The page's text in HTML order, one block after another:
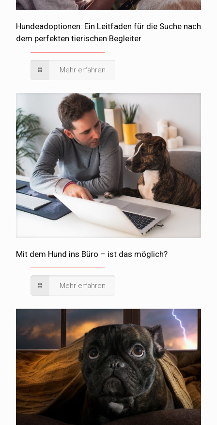
Hundeadoptionen: Ein Leitfaden für die Suche nach
dem perfekten tierischen Begleiter
Mehr erfahren
Mit dem Hund ins Büro – ist das möglich?
Mehr erfahren